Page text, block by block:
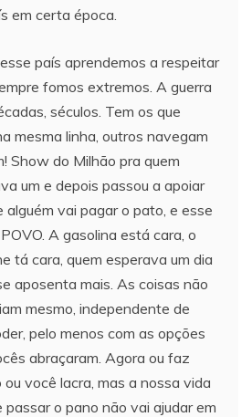
em certa época.
país aprendemos a respeitar
fomos extremos. A guerra
séculos. Tem os que
mesma linha, outros navegam
Show do Milhão pra quem
um e depois passou a apoiar
alguém vai pagar o pato, e esse
A gasolina está cara, o
tá cara, quem esperava um dia
aposenta mais. As coisas não
mesmo, independente de
pelo menos com as opções
abraçaram. Agora ou faz
você lacra, mas a nossa vida
passar o pano não vai ajudar em